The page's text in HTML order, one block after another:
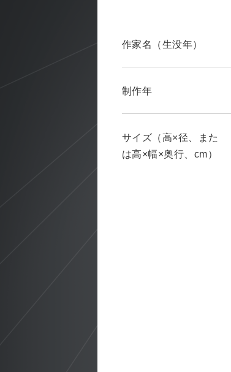
作家名（生没年）
制作年
サイズ（高×径、また
は高×幅×奥行、cm）